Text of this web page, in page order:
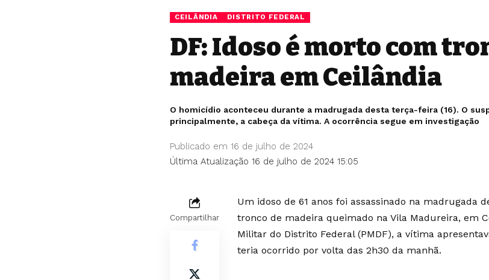
CEILÂNDIA DISTRITO FEDERAL
DF: Idoso é morto com
madeira em Ceilândia
O homicídio aconteceu durante a madrugada desta terça-feira (16). O
principalmente, a cabeça da vítima. A ocorrência segue em investigação
Última Atualização 16 de julho de 2024 15:05
Publicado em 16 de julho de 2024
Compartilhar
Um idoso de 61 anos foi assassinado na madrugada
tronco de madeira queimado na Vila Madureira, em
Militar do Distrito Federal (PMDF), a vítima
teria ocorrido por volta das 2h30 da manhã.